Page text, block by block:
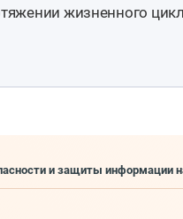
жизненного
и защиты информации